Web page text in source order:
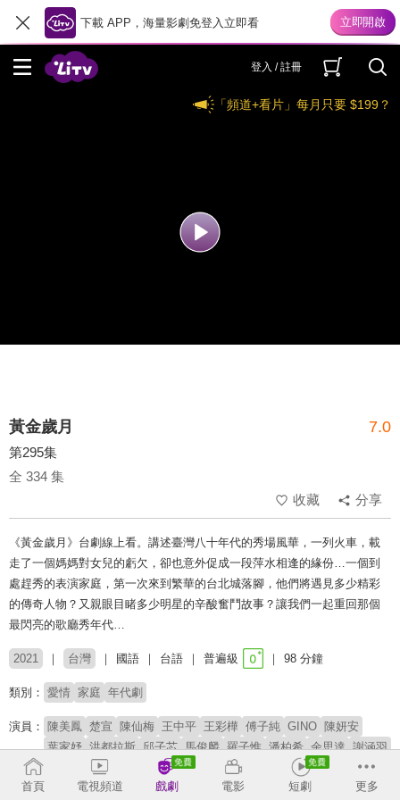
下載 APP，海量影劇免登入立即看
登入 / 註冊
「頻道+看片」每月只要 $199？
黃金歲月 7.0
第295集
全 334 集
收藏
分享
《黃金歲月》台劇線上看。講述臺灣八十年代的秀場風華，一列火車，載
走了一個媽媽對女兒的虧欠，卻也意外促成一段萍水相逢的緣份…一個到
處趕秀的表演家庭，第一次來到繁華的台北城落腳，他們將遇見多少精彩
的傳奇人物？又親眼目睹多少明星的辛酸奮鬥故事？讓我們一起重回那個
最閃亮的歌廳秀年代…
2021 台灣 國語 台語 普遍級 98 分鐘
類別： 愛情 家庭 年代劇
演員： 陳美鳳 楚宣 陳仙梅 王中平 王彩樺 傅子純 GINO 陳妍安
葉家妤 洪都拉斯 邱子芯 馬俊麟 羅子惟 潘柏希 余思達 謝涵羽
瑭霏 王燦 胡鴻達 賴慧如 黃建群 苗真
蘇炳憲
李之勤 岳虹 葉華 霍正奇 張瓊姿 張哲豪 龍天翔
首頁 電視頻道 戲劇 電影 短劇 更多